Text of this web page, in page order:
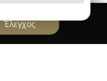
Έλεγχος